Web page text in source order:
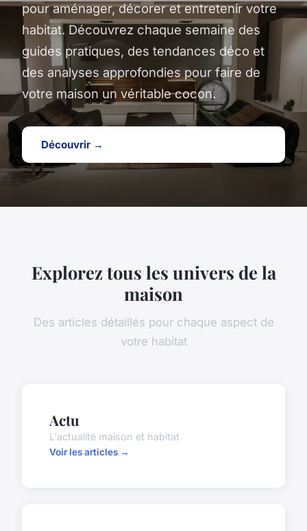
pour aménager, décorer et entretenir votre
habitat. Découvrez chaque semaine des
guides pratiques, des tendances déco et
des analyses approfondies pour faire de
votre maison un véritable cocon.
Découvrir →
Explorez tous les univers de la
maison
Des articles détaillés pour chaque aspect de
votre habitat
Actu
L'actualité maison et habitat
Voir les articles →